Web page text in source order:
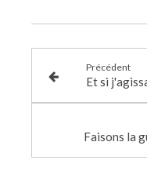
Précédent
Faisons la